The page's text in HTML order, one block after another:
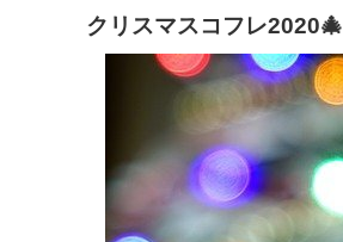
クリスマスコフレ2020🎄